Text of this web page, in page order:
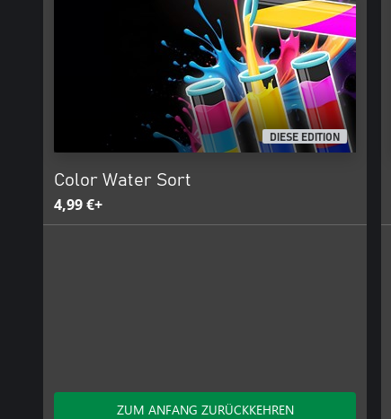
DIESE EDITION
Color Water Sort
4,99 €+
ZUM ANFANG ZURÜCKKEHREN